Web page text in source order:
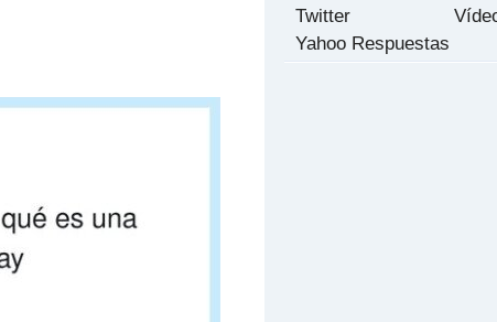
Twitter
Yahoo Respuestas